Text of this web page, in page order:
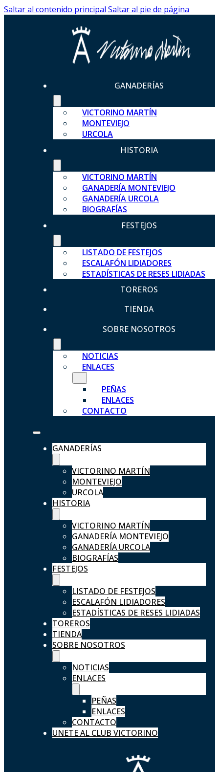
Saltar al contenido principal Saltar al pie de página
GANADERÍAS
VICTORINO MARTÍN
MONTEVIEJO
URCOLA
HISTORIA
VICTORINO MARTÍN
GANADERÍA MONTEVIEJO
GANADERÍA URCOLA
BIOGRAFÍAS
FESTEJOS
LISTADO DE FESTEJOS
ESCALAFÓN LIDIADORES
ESTADÍSTICAS DE RESES LIDIADAS
TOREROS
TIENDA
SOBRE NOSOTROS
NOTICIAS
ENLACES
PEÑAS
ENLACES
CONTACTO
GANADERÍAS
VICTORINO MARTÍN
MONTEVIEJO
URCOLA
HISTORIA
VICTORINO MARTÍN
GANADERÍA MONTEVIEJO
GANADERÍA URCOLA
BIOGRAFÍAS
FESTEJOS
LISTADO DE FESTEJOS
ESCALAFÓN LIDIADORES
ESTADÍSTICAS DE RESES LIDIADAS
TOREROS
TIENDA
SOBRE NOSOTROS
NOTICIAS
ENLACES
PEÑAS
ENLACES
CONTACTO
UNETE AL CLUB VICTORINO